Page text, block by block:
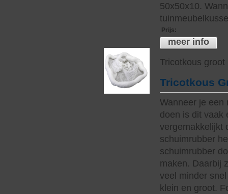
50x50x10.
Prijs:
meer info
Tricotkous groot
Tricotkous
Wanneer je een
doen is dit vaak
vergemakkelijkt
schuimrubber
schuimrubber
maken. Daarbij
veel minder
klein en groot.